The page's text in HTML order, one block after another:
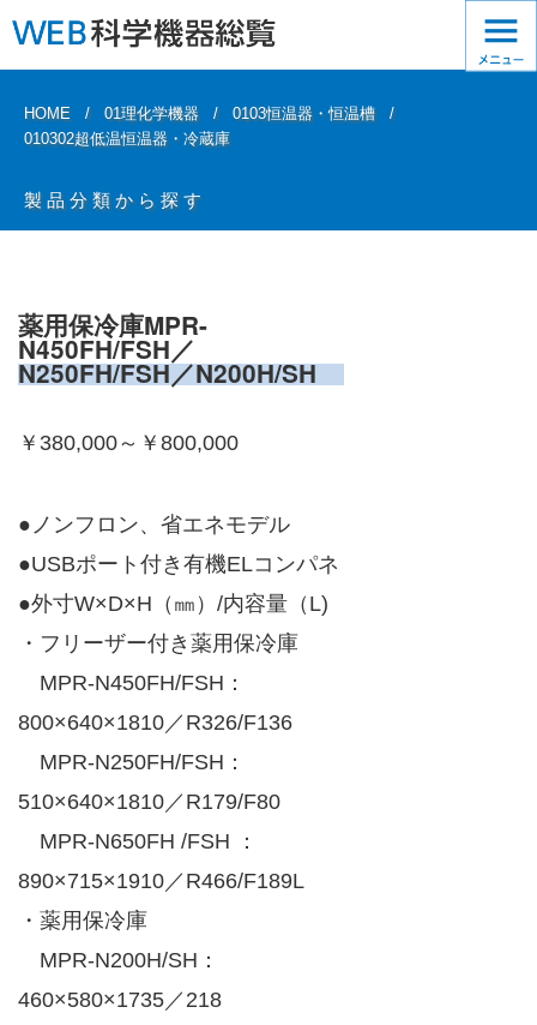
HOME 01理化学機器
0103恒温器・恒温槽
010302超低温恒温器・冷蔵庫
製品分類から探す
薬用保冷庫MPR-
N450FH/FSH／
N250FH/FSH／N200H/SH
￥380,000～￥800,000
●ノンフロン、省エネモデル
●USBポート付き有機ELコンパネ
●外寸W×D×H（㎜）/内容量（L)
・フリーザー付き薬用保冷庫
MPR-N450FH/FSH：
800×640×1810／R326/F136
MPR-N250FH/FSH：
510×640×1810／R179/F80
MPR-N650FH /FSH ：
890×715×1910／R466/F189L
・薬用保冷庫
MPR-N200H/SH：
460×580×1735／218